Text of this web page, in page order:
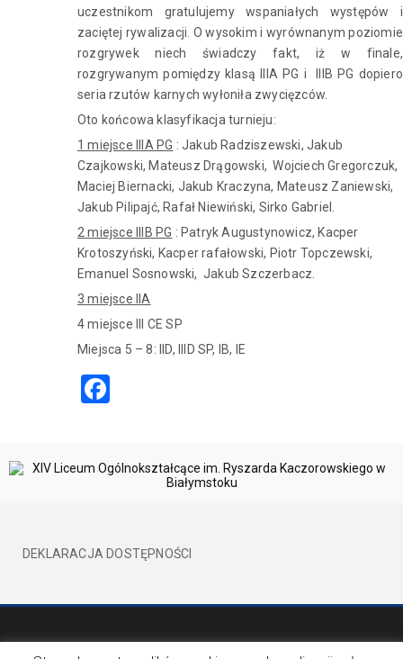
uczestnikom gratulujemy wspaniałych występów i
zaciętej rywalizacji. O wysokim i wyrównanym poziomie
rozgrywek niech świadczy fakt, iż w finale,
rozgrywanym pomiędzy klasą IIIA PG i IIIB PG dopiero
seria rzutów karnych wyłoniła zwycięzców.
Oto końcowa klasyfikacja turnieju:
1 miejsce IIIA PG : Jakub Radziszewski, Jakub
Czajkowski, Mateusz Drągowski, Wojciech Gregorczuk,
Maciej Biernacki, Jakub Kraczyna, Mateusz Zaniewski,
Jakub Pilipajć, Rafał Niewiński, Sirko Gabriel.
2 miejsce IIIB PG : Patryk Augustynowicz, Kacper
Krotoszyński, Kacper rafałowski, Piotr Topczewski,
Emanuel Sosnowski, Jakub Szczerbacz.
3 miejsce IIA
4 miejsce III CE SP
Miejsca 5 – 8: IID, IIID SP, IB, IE
DEKLARACJA DOSTĘPNOŚCI